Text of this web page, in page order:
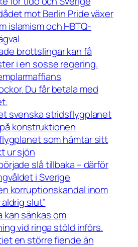
mot Berlin Pride växer
islamism och HBTQ-
brottslingar kan få
i en sosse regering.
Du får betala med
svenska stridsflygplanet
konstruktionen
som hämtar sitt
ur sjön
slå tillbaka – därför
i Sverige
korruptionskandal inom
aldrig slut”
kan sänkas om
vid ringa stöld införs.
en större fiende än